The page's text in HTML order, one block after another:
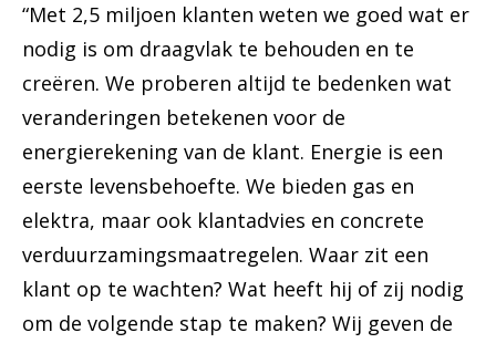
“Met 2,5 miljoen klanten weten we goed wat er
nodig is om draagvlak te behouden en te
creëren. We proberen altijd te bedenken wat
veranderingen betekenen voor de
energierekening van de klant. Energie is een
eerste levensbehoefte. We bieden gas en
elektra, maar ook klantadvies en concrete
verduurzamingsmaatregelen. Waar zit een
klant op te wachten? Wat heeft hij of zij nodig
om de volgende stap te maken? Wij geven de